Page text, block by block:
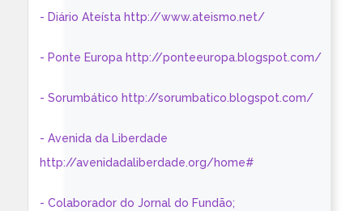
- Diário Ateísta http://www.ateismo.net/
- Ponte Europa http://ponteeuropa.blogspot.com/
- Sorumbático http://sorumbatico.blogspot.com/
- Avenida da Liberdade
http://avenidadaliberdade.org/home#
- Colaborador do Jornal do Fundão;